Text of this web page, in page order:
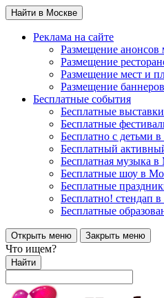
Найти в Москве
Реклама на сайте
Размещение анонсов
Размещение
Размещение мест и
Размещение баннеров
Бесплатные события
Бесплатные
Бесплатные
Бесплатно с детьми
Бесплатный
Бесплатная музыка в
Бесплатные шоу в
Бесплатные
Бесплатно! стендап
Бесплатные
Открыть меню Закрыть меню
Что ищем?
Найти